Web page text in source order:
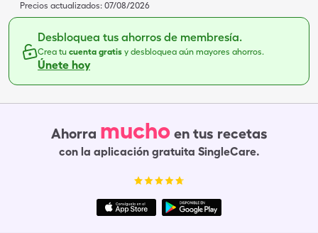
Precios actualizados: 07/08/2026
Desbloquea tus ahorros de membresía.
Crea tu cuenta gratis y desbloquea aún mayores ahorros.
Únete hoy
Ahorra mucho en tus recetas
con la aplicación gratuita SingleCare.